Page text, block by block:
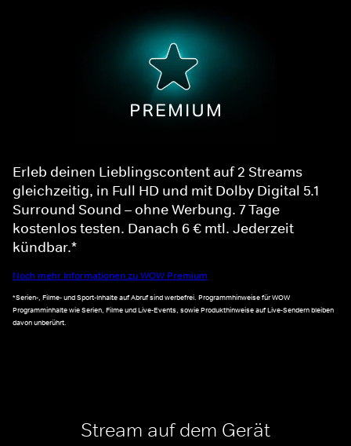
Erleb deinen Lieblingscontent auf 2 Streams
gleichzeitig, in Full HD und mit Dolby Digital 5.1
Surround Sound – ohne Werbung. 7 Tage
kostenlos testen. Danach 6 € mtl. Jederzeit
kündbar.*
Noch mehr Informationen zu WOW Premium
*Serien-, Filme- und Sport-Inhalte auf Abruf sind werbefrei. Programmhinweise für WOW
Programminhalte wie Serien, Filme und Live-Events, sowie Produkthinweise auf Live-Sendern bleiben
davon unberührt.
Stream auf dem Gerät